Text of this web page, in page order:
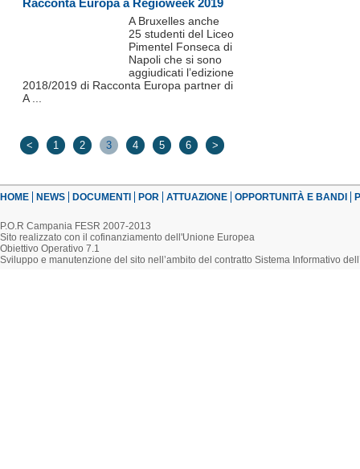
Racconta Europa a Regioweek 2019
A Bruxelles anche
25 studenti del Liceo
Pimentel Fonseca di
Napoli che si sono
aggiudicati l’edizione
2018/2019 di Racconta Europa partner di
A ...
< 1 2 3 4 5 6 >
HOME NEWS DOCUMENTI POR ATTUAZIONE OPPORTUNITÀ E BANDI
P.O.R Campania FESR 2007-2013
Sito realizzato con il cofinanziamento dell'Unione Europea
Obiettivo Operativo 7.1
Sviluppo e manutenzione del sito nell’ambito del contratto Sistema Informativo